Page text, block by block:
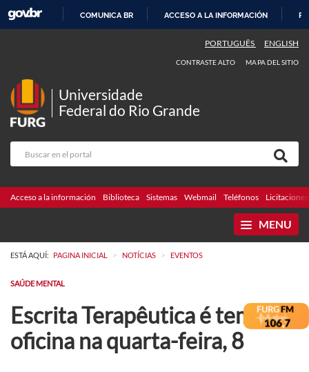
CONTENIDO
COMUNICA BR ACCESO A LA INFORMACIÓN
PORTUGUÊS ENGLISH
CONTRASTE ALTO MAPA DEL SITIO
Universidade
Federal do Rio Grande
Acceso a la información Biblioteca Sistemas Webmail Teléfonos Licitaciones
MENU
ESTÁ AQUÍ: PAGINA INICIAL > NOTÍCIAS > EVENTOS
SAÚDE MENTAL
Escrita Terapêutica é tema de
oficina na quarta-feira, 8